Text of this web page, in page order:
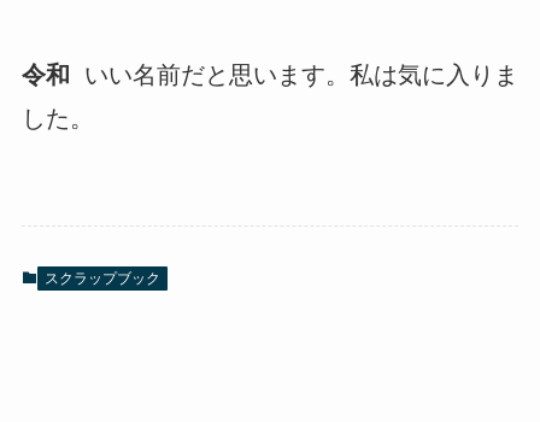
令和
いい名前だと思います。私は気に入りま
した。
スクラップブック